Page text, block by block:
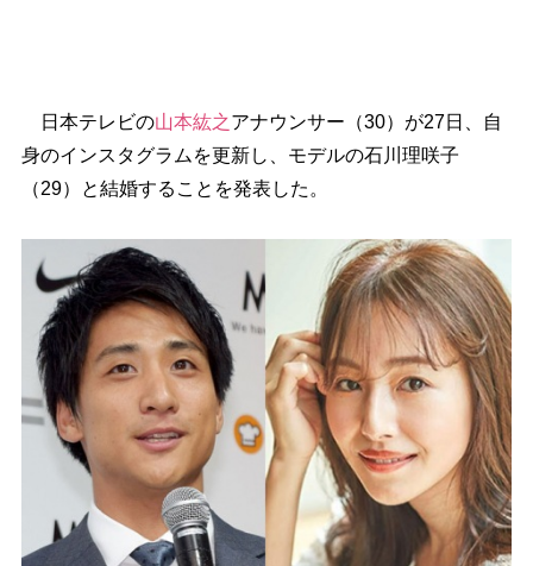
日本テレビの山本紘之アナウンサー（30）が27日、自
身のインスタグラムを更新し、モデルの石川理咲子
（29）と結婚することを発表した。